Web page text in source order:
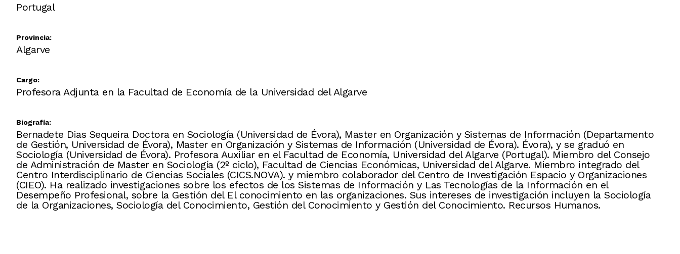
Portugal
Provincia:
Algarve
Cargo:
Profesora Adjunta en la Facultad de Economía de la Universidad del Algarve
Biografía:
Bernadete Dias Sequeira Doctora en Sociología (Universidad de Évora), Master en Organización y Sistemas de Información (Departamento
de Gestión, Universidad de Évora), Master en Organización y Sistemas de Información (Universidad de Évora). Évora), y se graduó en
Sociología (Universidad de Évora). Profesora Auxiliar en el Facultad de Economía, Universidad del Algarve (Portugal). Miembro del Consejo
de Administración de Master en Sociología (2º ciclo), Facultad de Ciencias Económicas, Universidad del Algarve. Miembro integrado del
Centro Interdisciplinario de Ciencias Sociales (CICS.NOVA). y miembro colaborador del Centro de Investigación Espacio y Organizaciones
(CIEO). Ha realizado investigaciones sobre los efectos de los Sistemas de Información y Las Tecnologías de la Información en el
Desempeño Profesional, sobre la Gestión del El conocimiento en las organizaciones. Sus intereses de investigación incluyen la Sociología
de la Organizaciones, Sociología del Conocimiento, Gestión del Conocimiento y Gestión del Conocimiento. Recursos Humanos.